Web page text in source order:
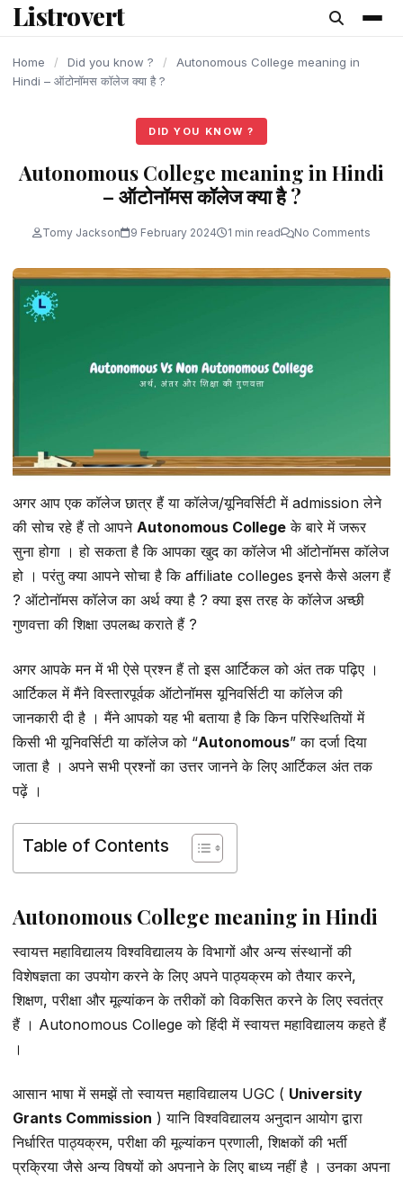
content
Listrovert
Home / Did you know ? /
Autonomous College meaning in
Hindi – ऑटोनॉमस कॉलेज क्या है ?
DID YOU KNOW ?
Autonomous College meaning in Hindi
– ऑटोनॉमस कॉलेज क्या है ?
Tomy Jackson 9 February 2024 1 min read No Comments
अगर आप एक कॉलेज छात्र हैं या कॉलेज/यूनिवर्सिटी में admission लेने
की सोच रहे हैं तो आपने Autonomous College के बारे में जरूर
सुना होगा । हो सकता है कि आपका खुद का कॉलेज भी ऑटोनॉमस कॉलेज
हो । परंतु क्या आपने सोचा है कि affiliate colleges इनसे कैसे अलग हैं
? ऑटोनॉमस कॉलेज का अर्थ क्या है ? क्या इस तरह के कॉलेज अच्छी
गुणवत्ता की शिक्षा उपलब्ध कराते हैं ?
अगर आपके मन में भी ऐसे प्रश्न हैं तो इस आर्टिकल को अंत तक पढ़िए ।
आर्टिकल में मैंने विस्तारपूर्वक ऑटोनॉमस यूनिवर्सिटी या कॉलेज की
जानकारी दी है । मैंने आपको यह भी बताया है कि किन परिस्थितियों में
किसी भी यूनिवर्सिटी या कॉलेज को “Autonomous” का दर्जा दिया
जाता है । अपने सभी प्रश्नों का उत्तर जानने के लिए आर्टिकल अंत तक
पढ़ें ।
Table of Contents
Autonomous College meaning in Hindi
स्वायत्त महाविद्यालय विश्वविद्यालय के विभागों और अन्य संस्थानों की
विशेषज्ञता का उपयोग करने के लिए अपने पाठ्यक्रम को तैयार करने,
शिक्षण, परीक्षा और मूल्यांकन के तरीकों को विकसित करने के लिए स्वतंत्र
हैं । Autonomous College को हिंदी में स्वायत्त महाविद्यालय कहते हैं
।
आसान भाषा में समझें तो स्वायत्त महाविद्यालय UGC ( University
Grants Commission ) यानि विश्वविद्यालय अनुदान आयोग द्वारा
निर्धारित पाठ्यक्रम, परीक्षा की मूल्यांकन प्रणाली, शिक्षकों की भर्ती
प्रक्रिया जैसे अन्य विषयों को अपनाने के लिए बाध्य नहीं है । उनका अपना